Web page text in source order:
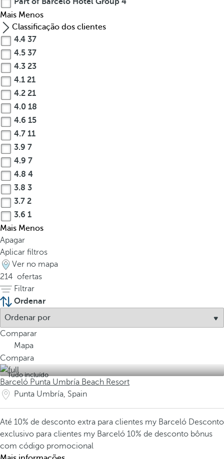
Mais Menos
Classificação dos clientes
4.4 37
4.5 37
4.3 23
4.1 21
4.2 21
4.0 18
4.6 15
4.7 11
3.9 7
4.9 7
4.8 4
3.8 3
3.7 2
3.6 1
Mais Menos
Apagar
Aplicar filtros
Ver no mapa
214 ofertas
Filtrar
Ordenar
Comparar
Mapa
Compara
Tudo incluído
Barceló Punta Umbría Beach Resort
Punta Umbría, Spain
Até 10% de desconto extra para clientes my Barceló Desconto
exclusivo para clientes my Barceló 10% de desconto bônus
com código promocional